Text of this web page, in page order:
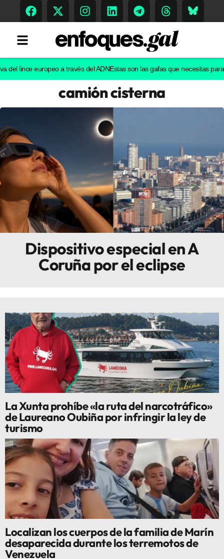
Gastronomía
Escenarios
Sostenibilidad
Innova
europeo a través del ADNEstas son las gafas que necesitas para ver
camión cisterna
Dispositivo especial en A
Coruña por el eclipse
La Xunta prohíbe «la ruta del narcotráfico»
de Laureano Oubiña por infringir la ley de
turismo
Localizan los cuerpos de la familia de Marín
desaparecida durante los terremotos de
Venezuela